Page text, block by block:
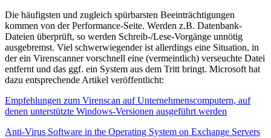
Die häufigsten und zugleich spürbarsten Beeinträchtigungen
kommen von der Performance-Seite. Werden z.B. Datenbank-
Dateien überprüft, so werden Schreib-/Lese-Vorgänge unnötig
ausgebremst. Viel schwerwiegender ist allerdings eine Situation, in
der ein Virenscanner vorschnell eine (vermeintlich) verseuchte Datei
entfernt und das ggf. ein System aus dem Tritt bringt. Microsoft hat
dazu entsprechende Artikel veröffentlicht:
Empfehlungen zum Virenscan auf Unternehmenscomputern, auf
denen unterstützte Windows-Versionen ausgeführt werden
Anti-Virus Software in the Operating System on Exchange Servers